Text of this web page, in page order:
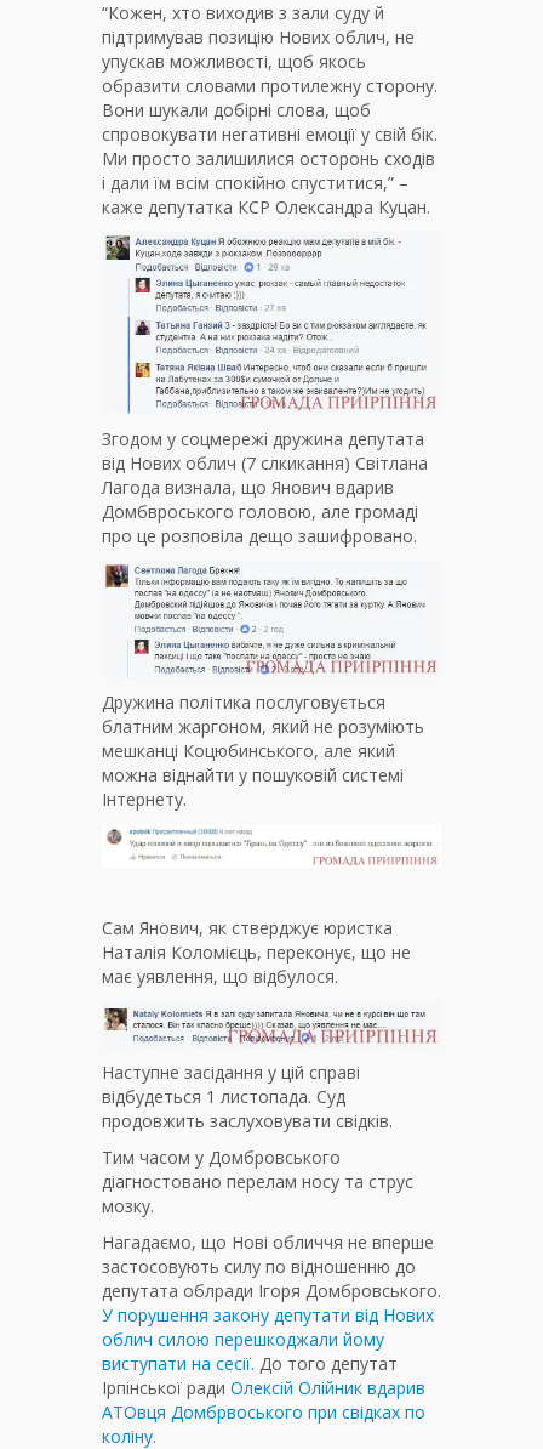
“Кожен, хто виходив з зали суду й
підтримував позицію Нових облич, не
упускав можливості, щоб якось
образити словами протилежну сторону.
Вони шукали добірні слова, щоб
спровокувати негативні емоції у свій бік.
Ми просто залишилися осторонь сходів
і дали їм всім спокійно спуститися,” –
каже депутатка КСР Олександра Куцан.
Згодом у соцмережі дружина депутата
від Нових облич (7 слкикання) Світлана
Лагода визнала, що Янович вдарив
Домбвроського головою, але громаді
про це розповіла дещо зашифровано.
Дружина політика послуговується
блатним жаргоном, який не розуміють
мешканці Коцюбинського, але який
можна віднайти у пошуковій системі
Інтернету.
Сам Янович, як стверджує юристка
Наталія Коломієць, переконує, що не
має уявлення, що відбулося.
Наступне засідання у цій справі
відбудеться 1 листопада. Суд
продовжить заслуховувати свідків.
Тим часом у Домбровського
діагностовано перелам носу та струс
мозку.
Нагадаємо, що Нові обличчя не вперше
застосовують силу по відношенню до
депутата облради Ігоря Домбровського.
У порушення закону депутати від Нових
облич силою перешкоджали йому
виступати на сесії. До того депутат
Ірпінської ради Олексій Олійник вдарив
АТОвця Домбрвоського при свідках по
коліну.